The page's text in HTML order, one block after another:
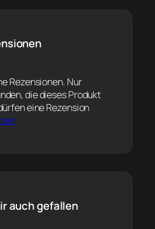
Rezensionen. Nur
die dieses Produkt
eine Rezension
auch gefallen